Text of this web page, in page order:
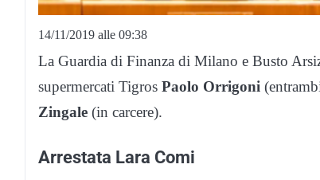
14/11/2019 alle 09:38
La Guardia di Finanza di Milano e Busto
supermercati Tigros Paolo Orrigoni
Zingale (in carcere).
Arrestata Lara Comi